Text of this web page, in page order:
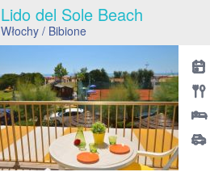
Lido del Sole Beach
Włochy / Bibione